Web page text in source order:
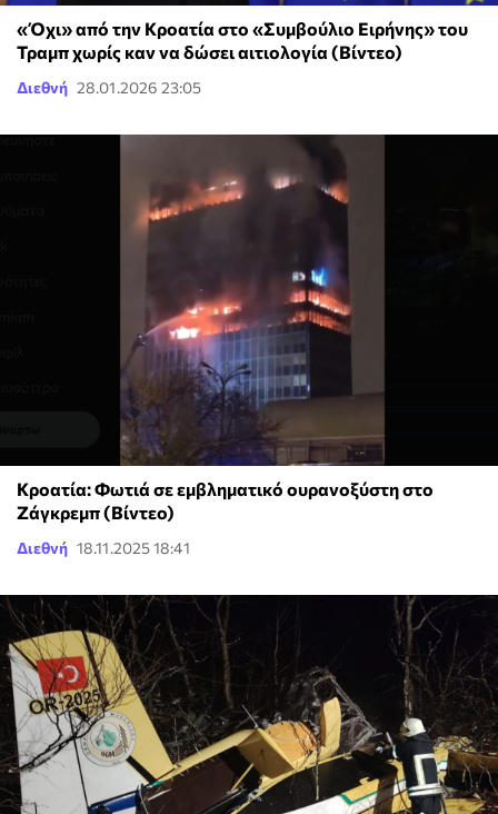
«Όχι» από την Κροατία στο «Συμβούλιο Ειρήνης» του
Τραμπ χωρίς καν να δώσει αιτιολογία (Βίντεο)
Διεθνή 28.01.2026 23:05
Κροατία: Φωτιά σε εμβληματικό ουρανοξύστη στο
Ζάγκρεμπ (Βίντεο)
Διεθνή 18.11.2025 18:41